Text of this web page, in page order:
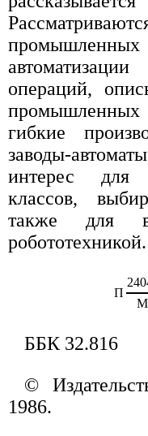
операций,
гибкие
заводы-
интерес для
классов,
также для
робототехникой.
П
ББК 32.816
©
1986.